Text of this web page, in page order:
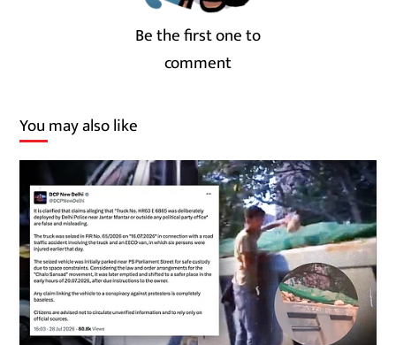
Be the first one to
comment
You may also like